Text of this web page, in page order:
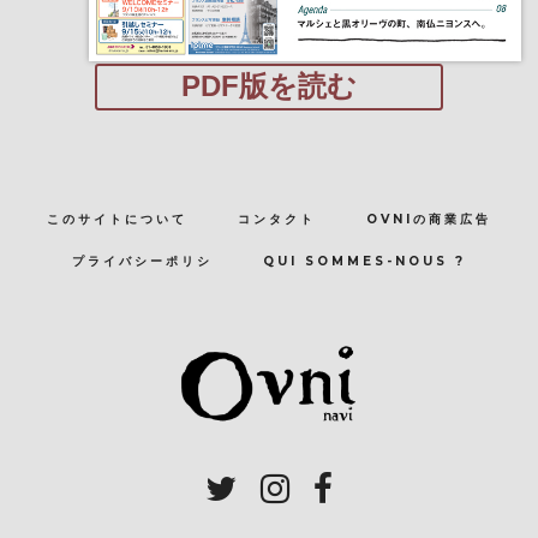
PDF版を読む
このサイトについて コンタクト OVNIの商業広告
プライバシーポリシ QUI SOMMES-NOUS ?